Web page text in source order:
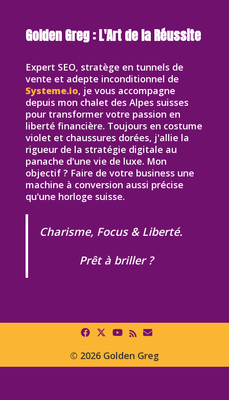
Golden Greg : L'Art de la Réussite
Expert SEO, stratège en tunnels de
vente et adepte inconditionnel de
Systeme.io, je vous accompagne
depuis mon chalet des Alpes suisses
pour transformer votre passion en
liberté financière. Toujours en costume
violet et chaussures dorées, j'allie la
rigueur de la stratégie digitale au
panache d'une vie de luxe. Mon
objectif ? Faire de votre business une
machine à conversion aussi précise
qu'une horloge suisse.
Charisme, Focus & Liberté.
Prêt à briller ?
© 2026 Golden Greg